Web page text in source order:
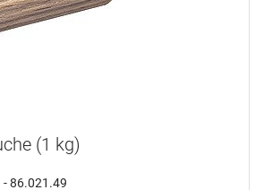
(1 kg)
86.021.49